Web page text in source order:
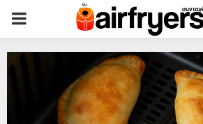
PRIMARY
MENU